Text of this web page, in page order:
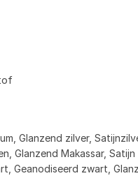
Glanzend zilver,
Glanzend Makassar, Satijn
Geanodiseerd zwart,